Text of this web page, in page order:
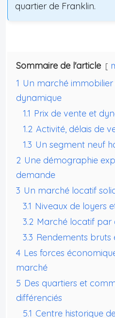
quartier de Franklin.
Sommaire de l'article
1 Un marché
dynamique
1.1 Prix de vente et
1.2 Activité, délais de
1.3 Un segment neuf
2 Une démographie
demande
3 Un marché locatif
3.1 Niveaux de loyers
3.2 Marché locatif par
3.3 Rendements bruts
4 Les forces
marché
5 Des quartiers et
différenciés
5.1 Centre historique